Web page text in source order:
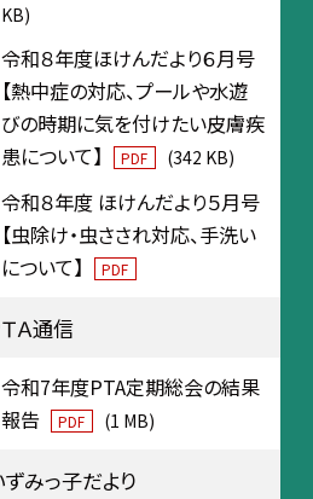
KB)
令和８年度ほけんだより６月号
【熱中症の対応、プールや水遊
びの時期に気を付けたい皮膚疾
患について】
PDF (342 KB)
令和８年度 ほけんだより５月号
【虫除け・虫さされ対応、手洗い
について】
PDF
Ａ通信
令和7年度PTA定期総会の結果
報告
PDF (1 MB)
ずみっ子だより